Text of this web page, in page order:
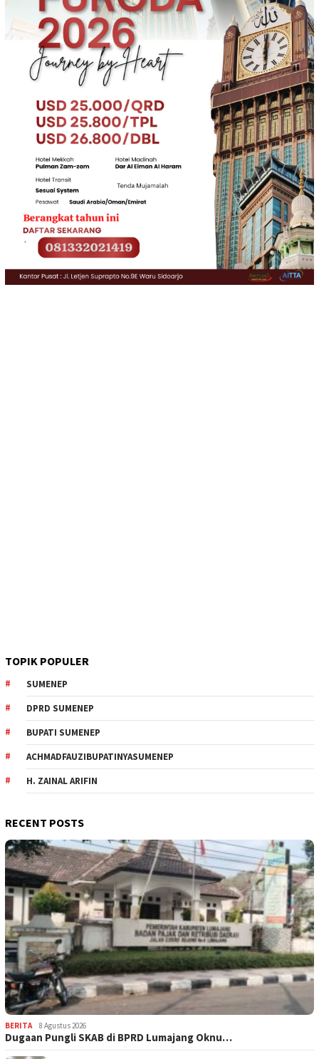
TOPIK POPULER
SUMENEP
DPRD SUMENEP
BUPATI SUMENEP
ACHMADFAUZIBUPATINYASUMENEP
H. ZAINAL ARIFIN
RECENT POSTS
BERITA 8 Agustus 2026
Dugaan Pungli SKAB di BPRD Lumajang Oknu…